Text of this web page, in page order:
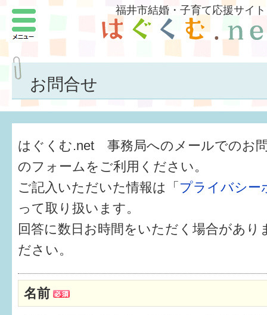
福井市結婚・子育て応援サイト
お問合せ
はぐくむ.net 事務局へのメールでのお
のフォームをご利用ください。
ご記入いただいた情報は「 プライバシー
って取り扱います。
回答に数日お時間をいただく場合があり
ださい。
名前
メニュー
結婚したい
子どもがほしい
福井の子育て環境
子どもを育てよう
もしものときの緊急連絡先
届出・手当・助成
健診・予防接種
仲間づくり・遊び場